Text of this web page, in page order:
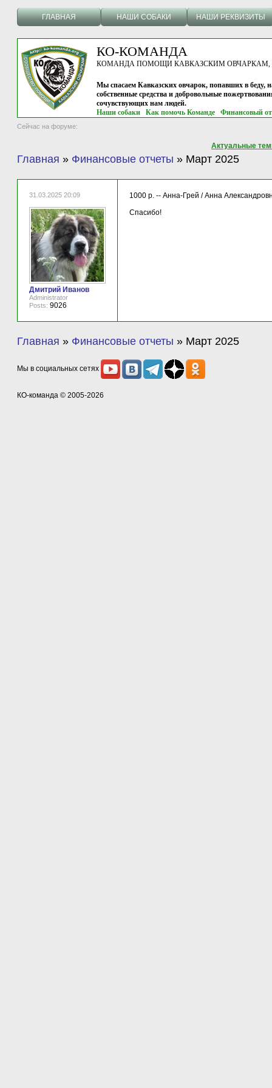
ГЛАВНАЯ НАШИ СОБАКИ НАШИ РЕКВИЗИТЫ
КО-КОМАНДА
КОМАНДА ПОМОЩИ КАВКАЗСКИМ ОВЧАРКАМ, г.
Мы спасаем Кавказских овчарок, попавших в беду,
собственные средства и добровольные
сочувствующих нам людей.
Наши собаки
Как помочь Команде Финансовый
Сейчас на форуме:
Актуальные
Главная » Финансовые отчеты » Март 2025
31.03.2025 20:09
Дмитрий Иванов
Administrator
Posts: 9026
1000 р. -- Анна-Грей / Анна
Спасибо!
Главная » Финансовые отчеты » Март 2025
Мы в социальных сетях
КО-команда © 2005-2026